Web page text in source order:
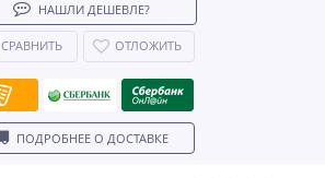
НАШЛИ ДЕШЕВЛЕ?
СРАВНИТЬ ОТЛОЖИТЬ
ПОДРОБНЕЕ О ДОСТАВКЕ